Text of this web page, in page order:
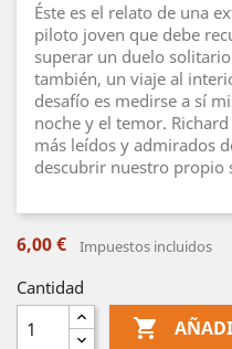
Éste es el relato de una
piloto joven que debe
superar un duelo
también, un viaje al
desafío es medirse a sí
noche y el temor.
más leídos y admirados
descubrir nuestro
6,00 € Impuestos incluidos
Cantidad
